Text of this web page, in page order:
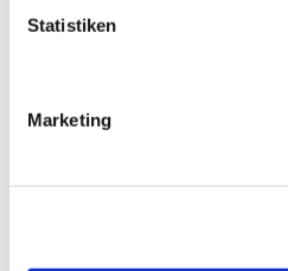
Statistiken
Marketing
Diffusionsbildgebung und
Vitalitätsdiagnostik)